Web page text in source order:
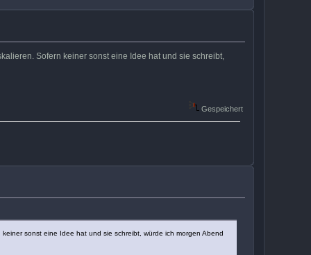
Sofern keiner sonst eine Idee hat und sie schreibt,
Gespeichert
sonst eine Idee hat und sie schreibt, würde ich morgen Abend